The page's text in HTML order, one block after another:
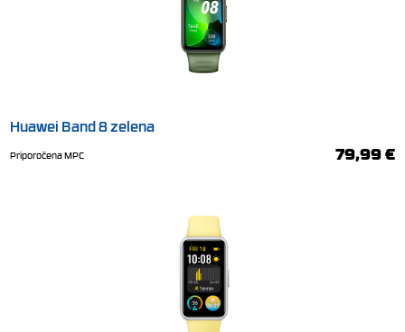
Huawei Band 8 zelena
Priporočena MPC 79,99 €